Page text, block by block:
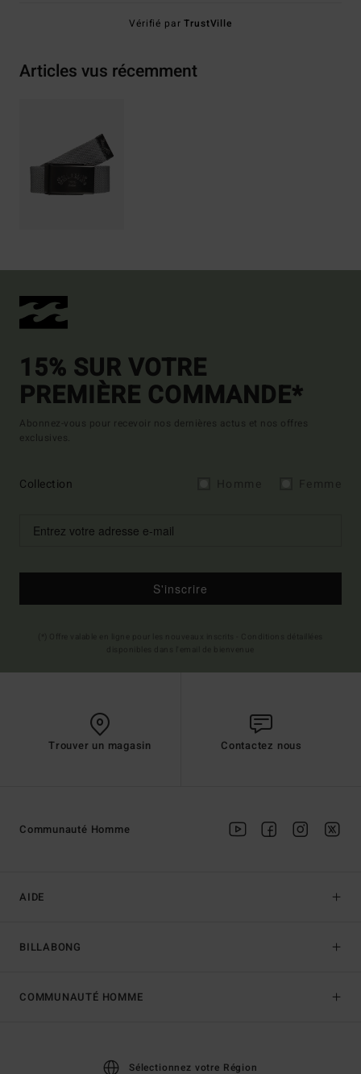
Vérifié parTrustVille
Articles vus récemment
15% SUR VOTRE
PREMIÈRE COMMANDE*
Abonnez-vous pour recevoir nos dernières actus et nos offres
exclusives.
Collection
S'inscrire
Trouver un magasin Contactez nous
AIDE
BILLABONG
Communauté Homme
COMMUNAUTÉ HOMME
Sélectionnez votre Région